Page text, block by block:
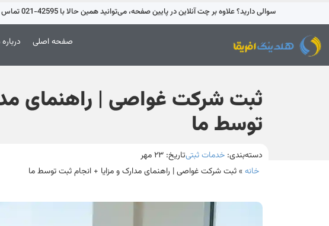
سوالی دارید؟ علاوه بر چت آنلاین در پایین صفحه، می‌توانید همین حالا با 42595-021 تماس بگیرید.
صفحه اصلی
ثبت شرکت غواصی | راهنمای
توسط ما
دسته‌بندی: خدمات ثبتیتاریخ:
خانه»ثبت شرکت غواصی | راهنمای مدارک و مزایا + انجام ثبت توسط ما